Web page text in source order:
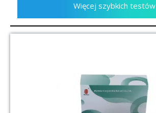
Więcej szybkich testów